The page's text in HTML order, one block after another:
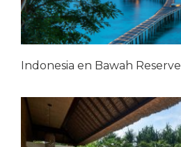
Indonesia en Bawah Reserve